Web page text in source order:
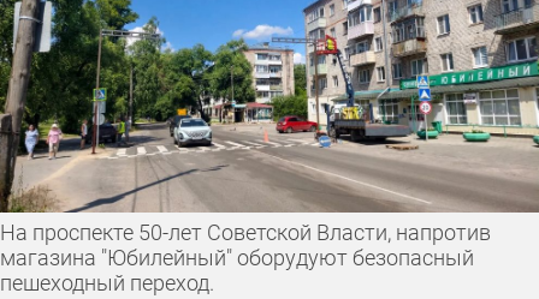
На проспекте 50-лет Советской Власти, напротив
магазина "Юбилейный" оборудуют безопасный
пешеходный переход.